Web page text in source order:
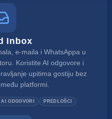
Inbox
e-maila i WhatsAppa u
Koristite AI odgovore i
upitima gostiju bez
platformi.
AI ODGOVORI PREDLOŠCI